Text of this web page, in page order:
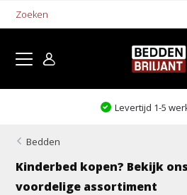
Levertijd 1-5
Bedden
Kinderbed kopen? Bekijk
voordelige assortiment